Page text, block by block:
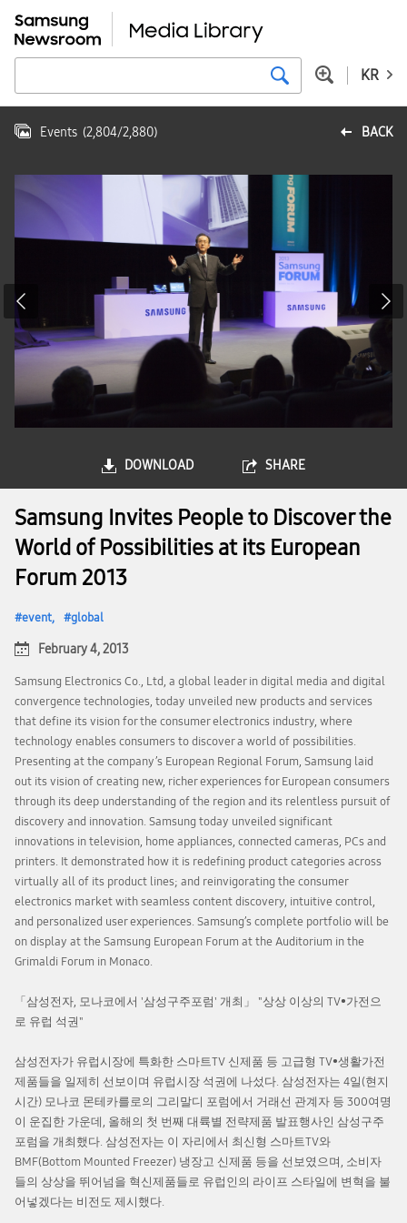
KR
BACK
Events (2,804/2,880)
DOWNLOAD SHARE
Samsung Invites People to Discover the
World of Possibilities at its European
Forum 2013
event global
February 4, 2013
Samsung Electronics Co., Ltd, a global leader in digital media and digital
convergence technologies, today unveiled new products and services
that define its vision for the consumer electronics industry, where
technology enables consumers to discover a world of possibilities.
Presenting at the company’s European Regional Forum, Samsung laid
out its vision of creating new, richer experiences for European consumers
through its deep understanding of the region and its relentless pursuit of
discovery and innovation. Samsung today unveiled significant
innovations in television, home appliances, connected cameras, PCs and
printers. It demonstrated how it is redefining product categories across
virtually all of its product lines; and reinvigorating the consumer
electronics market with seamless content discovery, intuitive control,
and personalized user experiences. Samsung’s complete portfolio will be
on display at the Samsung European Forum at the Auditorium in the
Grimaldi Forum in Monaco.
「삼성전자, 모나코에서 '삼성구주포럼' 개최」 "상상 이상의 TV•가전으
로 유럽 석권"
삼성전자가 유럽시장에 특화한 스마트TV 신제품 등 고급형 TV•생활가전
제품들을 일제히 선보이며 유럽시장 석권에 나섰다. 삼성전자는 4일(현지
시간) 모나코 몬테카를로의 그리말디 포럼에서 거래선 관계자 등 300여명
이 운집한 가운데, 올해의 첫 번째 대륙별 전략제품 발표행사인 삼성구주
포럼을 개최했다. 삼성전자는 이 자리에서 최신형 스마트TV와
BMF(Bottom Mounted Freezer) 냉장고 신제품 등을 선보였으며, 소비자
들의 상상을 뛰어넘을 혁신제품들로 유럽인의 라이프 스타일에 변혁을 불
어넣겠다는 비전도 제시했다.